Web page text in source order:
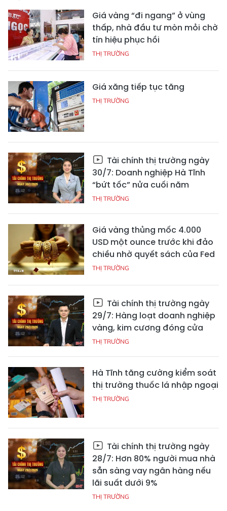
Giá vàng “đi ngang” ở vùng
thấp, nhà đầu tư mòn mỏi chờ
tín hiệu phục hồi
THỊ TRƯỜNG
Giá xăng tiếp tục tăng
THỊ TRƯỜNG
Tài chính thị trường ngày
30/7: Doanh nghiệp Hà Tĩnh
“bứt tốc” nửa cuối năm
THỊ TRƯỜNG
Giá vàng thủng mốc 4.000
USD một ounce trước khi đảo
chiều nhờ quyết sách của Fed
THỊ TRƯỜNG
Tài chính thị trường ngày
29/7: Hàng loạt doanh nghiệp
vàng, kim cương đóng cửa
THỊ TRƯỜNG
Hà Tĩnh tăng cường kiểm soát
thị trường thuốc lá nhập ngoại
THỊ TRƯỜNG
Tài chính thị trường ngày
28/7: Hơn 80% người mua nhà
sẵn sàng vay ngân hàng nếu
lãi suất dưới 9%
THỊ TRƯỜNG